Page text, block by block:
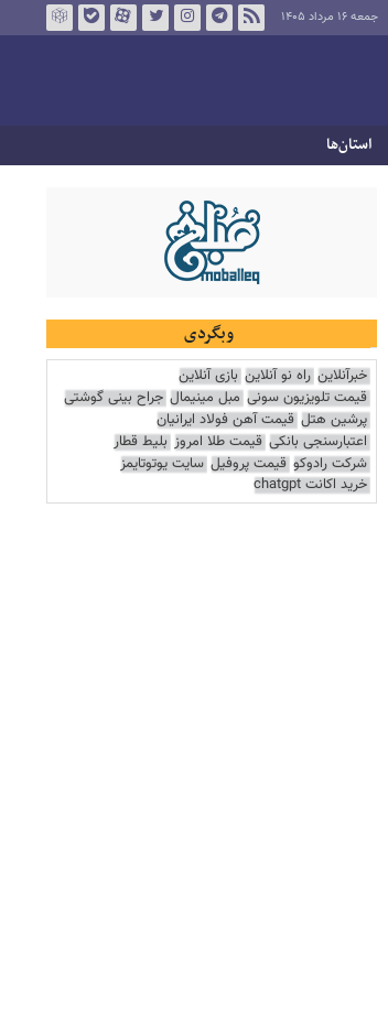
جمعه ۱۶ مرداد ۱۴۰۵
استان‌ها
وبگردی
خبرآنلاین راه نو آنلاین بازی آنلاین
قیمت تلویزیون سونی مبل مینیمال جراح بینی گوشتی
پرشین هتل قیمت آهن فولاد ایرانیان
اعتبارسنجی بانکی قیمت طلا امروز بلیط قطار
شرکت رادوکو قیمت پروفیل سایت یوتوتایمز
خرید اکانت chatgpt